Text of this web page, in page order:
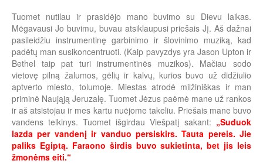
Tuomet nutilau ir prasidėjo mano buvimo su Dievu laikas.
Mėgavausi Jo buvimu, buvau atsiklaupusi priešais Jį. Aš dažnai
pasileidžiu instrumentinę garbinimo ir šlovinimo muziką, kad
padėtų man susikoncentruoti. (Kaip pavyzdys yra Jason Upton ir
Bethel taip pat turi instrumentinės muzikos). Mačiau sodo
vietovę pilną žalumos, gėlių ir kalvų, kurios buvo už didžiulio
aptverto miesto, tolumoje. Miestas atrodė milžiniškas ir man
priminė Naująją Jeruzalę. Tuomet Jėzus paėmė mane už rankos
ir aš atsistojau ir mes kartu nuėjome takeliu. Priešais mane buvo
vandens telkinys. Tuomet išgirdau Viešpatį sakant: „Suduok
lazda per vandenį ir vanduo persiskirs. Tauta pereis. Jie
paliks Egiptą. Faraono širdis buvo sukietinta, bet jis leis
žmonėms eiti.“